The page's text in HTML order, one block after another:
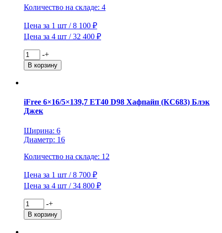
Количество на складе: 4
Цена за 1 шт / 8 100 ₽
Цена за 4 шт / 32 400 ₽
Количество
товара
iFree
D98
Хафпайп
(КС683)
классик
-+
В корзину
iFree 6×16/5×139,7 ET40 D98 Хафпайп (КС683) Блэк
Джек
Ширина: 6
Диаметр: 16
Количество на складе: 12
Цена за 1 шт / 8 700 ₽
Цена за 4 шт / 34 800 ₽
Количество
товара
iFree
-+
В корзину